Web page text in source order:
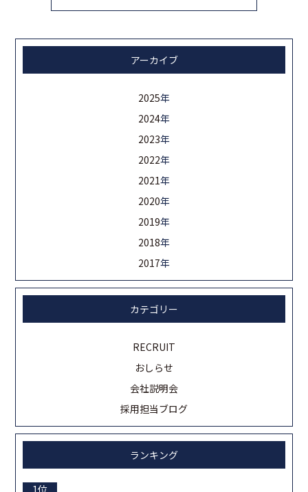
アーカイブ
2025年
2024年
2023年
2022年
2021年
2020年
2019年
2018年
2017年
カテゴリー
RECRUIT
おしらせ
会社説明会
採用担当ブログ
ランキング